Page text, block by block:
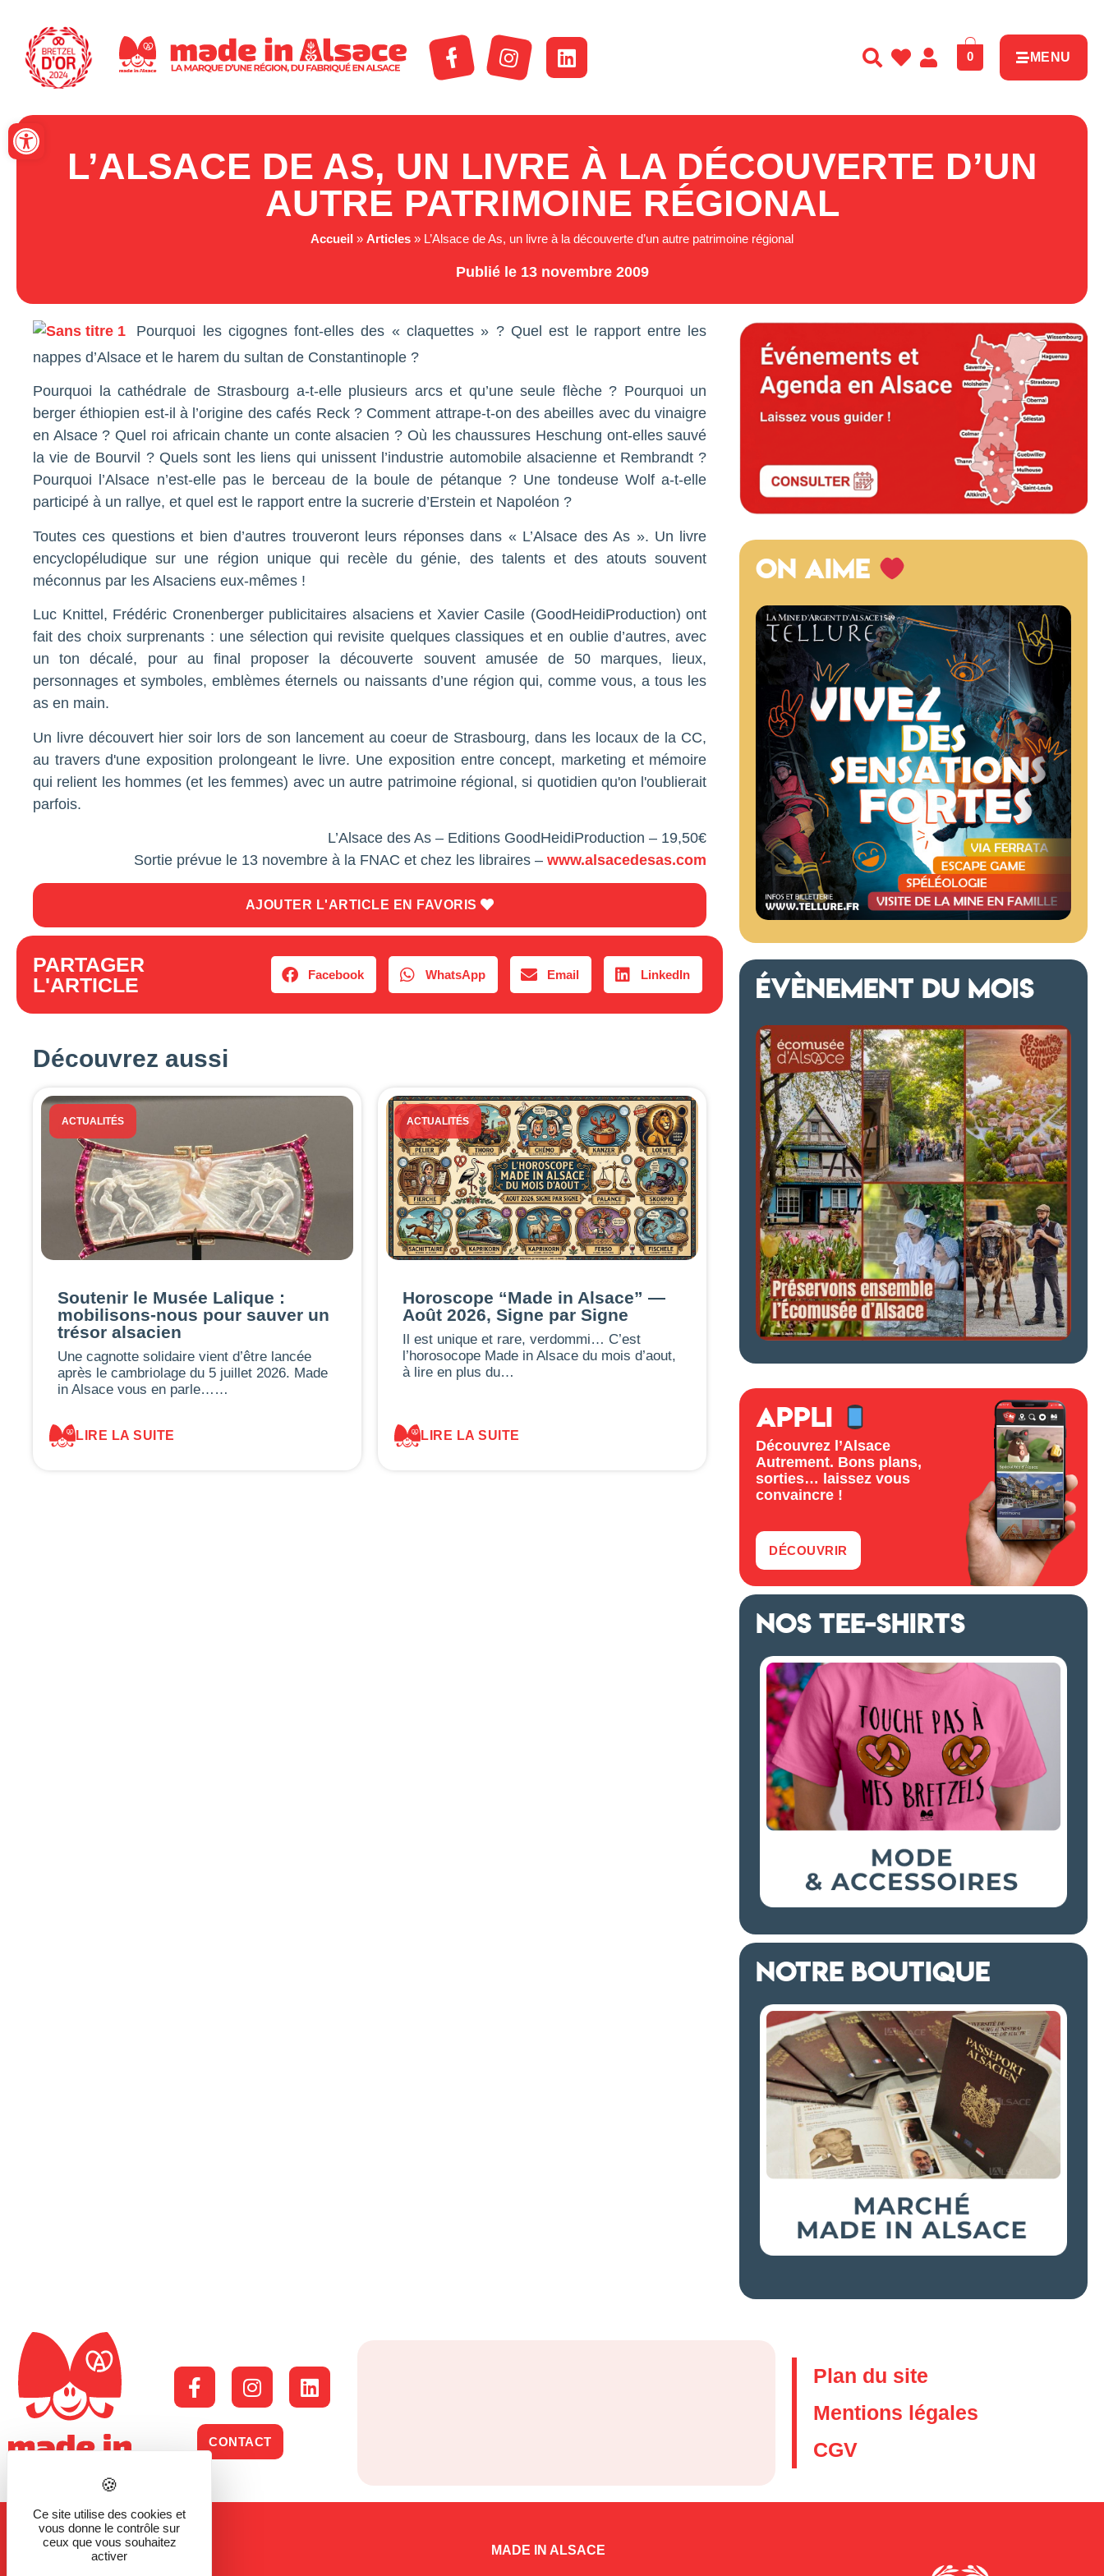
Ouvrir la barre d’outils
0 MENU
L’ALSACE DE AS, UN LIVRE À LA DÉCOUVERTE D’UN
AUTRE PATRIMOINE RÉGIONAL
Accueil » Articles » L’Alsace de As, un livre à la découverte d’un autre patrimoine régional
Publié le 13 novembre 2009
Pourquoi les cigognes font-elles des « claquettes » ? Quel est le rapport entre les
nappes d’Alsace et le harem du sultan de Constantinople ?
Pourquoi la cathédrale de Strasbourg a-t-elle plusieurs arcs et qu’une seule flèche ? Pourquoi un
berger éthiopien est-il à l’origine des cafés Reck ? Comment attrape-t-on des abeilles avec du vinaigre
en Alsace ? Quel roi africain chante un conte alsacien ? Où les chaussures Heschung ont-elles sauvé
la vie de Bourvil ? Quels sont les liens qui unissent l’industrie automobile alsacienne et Rembrandt ?
Pourquoi l’Alsace n’est-elle pas le berceau de la boule de pétanque ? Une tondeuse Wolf a-t-elle
participé à un rallye, et quel est le rapport entre la sucrerie d’Erstein et Napoléon ?
Toutes ces questions et bien d’autres trouveront leurs réponses dans « L’Alsace des As ». Un livre
encyclopéludique sur une région unique qui recèle du génie, des talents et des atouts souvent
méconnus par les Alsaciens eux-mêmes !
Luc Knittel, Frédéric Cronenberger publicitaires alsaciens et Xavier Casile (GoodHeidiProduction) ont
fait des choix surprenants : une sélection qui revisite quelques classiques et en oublie d’autres, avec
un ton décalé, pour au final proposer la découverte souvent amusée de 50 marques, lieux,
personnages et symboles, emblèmes éternels ou naissants d’une région qui, comme vous, a tous les
as en main.
Un livre découvert hier soir lors de son lancement au coeur de Strasbourg, dans les locaux de la CC,
au travers d'une exposition prolongeant le livre. Une exposition entre concept, marketing et mémoire
qui relient les hommes (et les femmes) avec un autre patrimoine régional, si quotidien qu'on l'oublierait
parfois.
L’Alsace des As – Editions GoodHeidiProduction – 19,50€
Sortie prévue le 13 novembre à la FNAC et chez les libraires –www.alsacedesas.com
AJOUTER L'ARTICLE EN FAVORIS
PARTAGER
L'ARTICLE
Facebook WhatsApp Email LinkedIn
Découvrez aussi
ACTUALITÉS
Soutenir le Musée Lalique :
mobilisons-nous pour sauver un
trésor alsacien
Une cagnotte solidaire vient d’être lancée
après le cambriolage du 5 juillet 2026. Made
in Alsace vous en parle……
LIRE LA SUITE
ACTUALITÉS
Horoscope “Made in Alsace” —
Août 2026, Signe par Signe
Il est unique et rare, verdommi… C’est
l’horosocope Made in Alsace du mois d’aout,
à lire en plus du…
LIRE LA SUITE
ON AIME
ÉVÈNEMENT DU MOIS
APPLI
Découvrez l’Alsace
Autrement. Bons plans,
sorties… laissez vous
convaincre !
DÉCOUVRIR
NOS TEE-SHIRTS
NOTRE BOUTIQUE
CONTACT
Plan du site
Mentions légales
CGV
MADE IN ALSACE
Ce site utilise des cookies et
vous donne le contrôle sur
ceux que vous souhaitez
activer